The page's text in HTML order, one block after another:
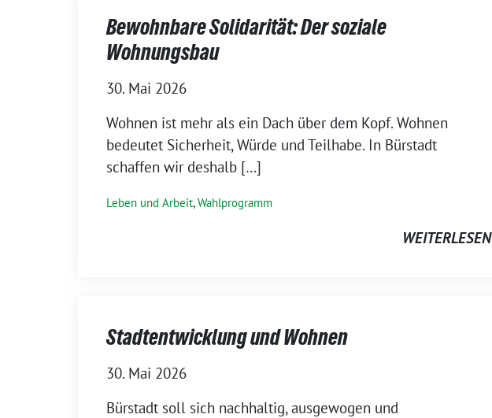
Bewohnbare Solidarität: Der soziale
Wohnungsbau
30. Mai 2026
Wohnen ist mehr als ein Dach über dem Kopf. Wohnen
bedeutet Sicherheit, Würde und Teilhabe. In Bürstadt
schaffen wir deshalb […]
Leben und Arbeit,Wahlprogramm
WEITERLESEN
Stadtentwicklung und Wohnen
30. Mai 2026
Bürstadt soll sich nachhaltig, ausgewogen und